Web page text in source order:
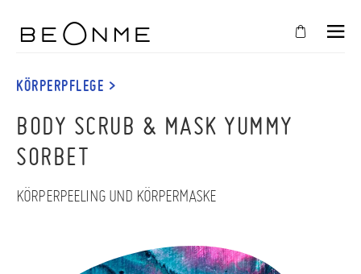
KÖRPERPFLEGE >
BODY SCRUB & MASK YUMMY
SORBET
KÖRPERPEELING UND KÖRPERMASKE
IN
WARENKORB
Der
ist
leer
SHOPPEN SIE WEITER